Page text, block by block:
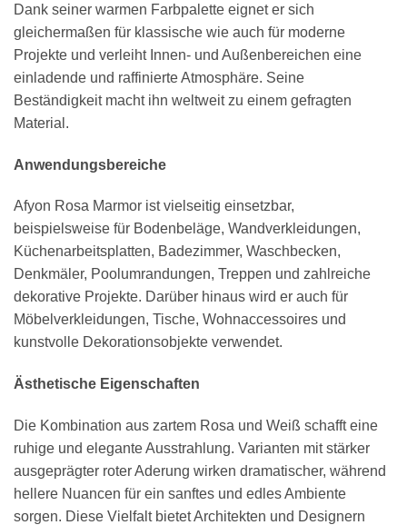
Dank seiner warmen Farbpalette eignet er sich
gleichermaßen für klassische wie auch für moderne
Projekte und verleiht Innen- und Außenbereichen eine
einladende und raffinierte Atmosphäre. Seine
Beständigkeit macht ihn weltweit zu einem gefragten
Material.
Anwendungsbereiche
Afyon Rosa Marmor ist vielseitig einsetzbar,
beispielsweise für Bodenbeläge, Wandverkleidungen,
Küchenarbeitsplatten, Badezimmer, Waschbecken,
Denkmäler, Poolumrandungen, Treppen und zahlreiche
dekorative Projekte. Darüber hinaus wird er auch für
Möbelverkleidungen, Tische, Wohnaccessoires und
kunstvolle Dekorationsobjekte verwendet.
Ästhetische Eigenschaften
Die Kombination aus zartem Rosa und Weiß schafft eine
ruhige und elegante Ausstrahlung. Varianten mit stärker
ausgeprägter roter Aderung wirken dramatischer, während
hellere Nuancen für ein sanftes und edles Ambiente
sorgen. Diese Vielfalt bietet Architekten und Designern